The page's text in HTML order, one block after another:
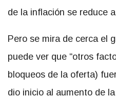
de la inflación se reduce
Pero se mira de cerca el
puede ver que “otros
bloqueos de la oferta)
dio inicio al aumento de